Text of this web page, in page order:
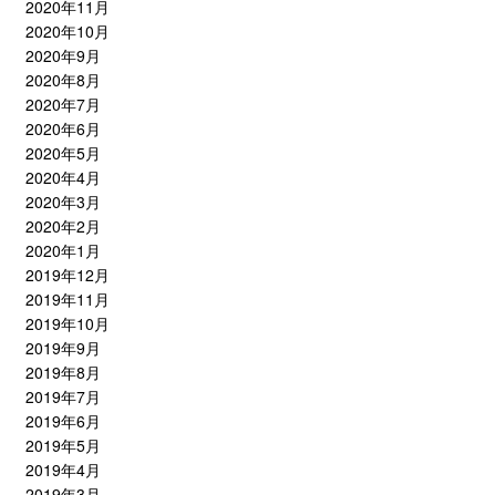
2020年11月
2020年10月
2020年9月
2020年8月
2020年7月
2020年6月
2020年5月
2020年4月
2020年3月
2020年2月
2020年1月
2019年12月
2019年11月
2019年10月
2019年9月
2019年8月
2019年7月
2019年6月
2019年5月
2019年4月